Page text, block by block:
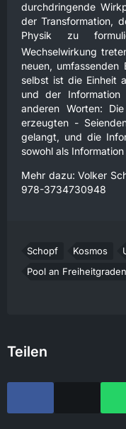
durchdringende
der Transformation,
Physik zu
Wechselwirkung
neuen, umfassenden
selbst ist die Einheit
und der Information
anderen Worten:
erzeugten -
gelangt, und die
sowohl als
Mehr dazu: Volker
978-3734730948
Schopf Kosmos
Pool an Freiheitgraden
Teilen